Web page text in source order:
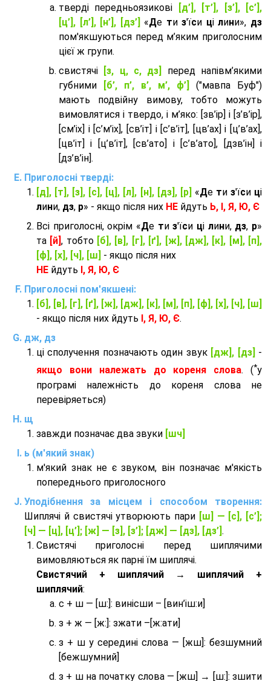
тверді передньоязикові
[д’], [т’], [з’], [с’],
[ц’], [л’], [н’], [дз’] «Де тиз'їси цілини», дз
пом'якшуються перед м’яким приголосним
цієї ж групи.
cвистячі
[з, ц, с, дз]
перед напівм’якими
губними
[б’, п’, в’, м’, ф’]
("мавпа Буф")
мають подвійну вимову, тобто можуть
вимовлятися і твердо, і м’яко: [зв’ір] і [з’в’ір],
[см’іх] і [с’м’іх], [св’іт] і [с’в’іт], [цв’ах] і [ц’в’ах],
[цв’іт] і [ц’в’іт], [св’ато] і [с’в’ато], [дзв’iн] і
[дз’в’iн].
Приголосні тверді:
[д], [т], [з], [с], [ц], [л], [н], [дз], [р] «Де ти з'їси ці
лини, дз, р» - якщо після них НЕ йдуть Ь, І, Я, Ю, Є
Всі приголосні, окрім «Де тиз'їси ці лини, дз, р»
та [й], тобто [б], [в], [г], [ґ], [ж], [дж], [к], [м], [п],
[ф], [х], [ч], [ш] - якщо після них
НЕ йдуть І, Я, Ю, Є
Приголосні пом'якшені:
[б], [в], [г], [ґ], [ж], [дж], [к], [м], [п], [ф], [х], [ч], [ш]
- якщо після них йдуть І, Я, Ю, Є.
дж, дз
ці сполучення позначають один звук [дж], [дз] -
якщо вони належать до кореня слова. (*у
програмі належність до кореня слова не
перевіряеться)
щ
завжди позначає два звуки [шч]
ь (м'який знак)
м'який знак не є звуком, він позначає м'якість
попереднього приголосного
Уподібнення за місцем і способом творення:
Шиплячі й свистячі утворюють пари [ш] — [c], [с’];
[ч] — [ц], [ц’]; [ж] — [з], [з’]; [дж] — [дз], [дз’] .
Свистячі приголосні перед шиплячими
вимовляються як парні їм шиплячі.
Cвистячий + шиплячий → шиплячий +
шиплячий:
с + ш — [ш:]: винісши – [вин’іш:и]
з + ж — [ж:]: зжати –[ж:ати]
з + ш у середині слова — [жш]: безшумний
[бежшумний]
з + ш на початку слова — [жш] → [ш:]: зшити